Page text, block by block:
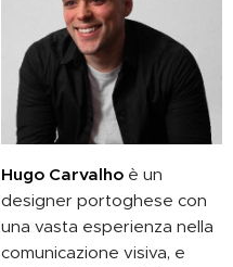
Hugo Carvalho è un
designer portoghese con
una vasta esperienza nella
comunicazione visiva, e